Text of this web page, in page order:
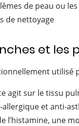
de peau ou
de nettoyage
et les
utilisé
agit sur le tissu
et anti-
l’histamine, une